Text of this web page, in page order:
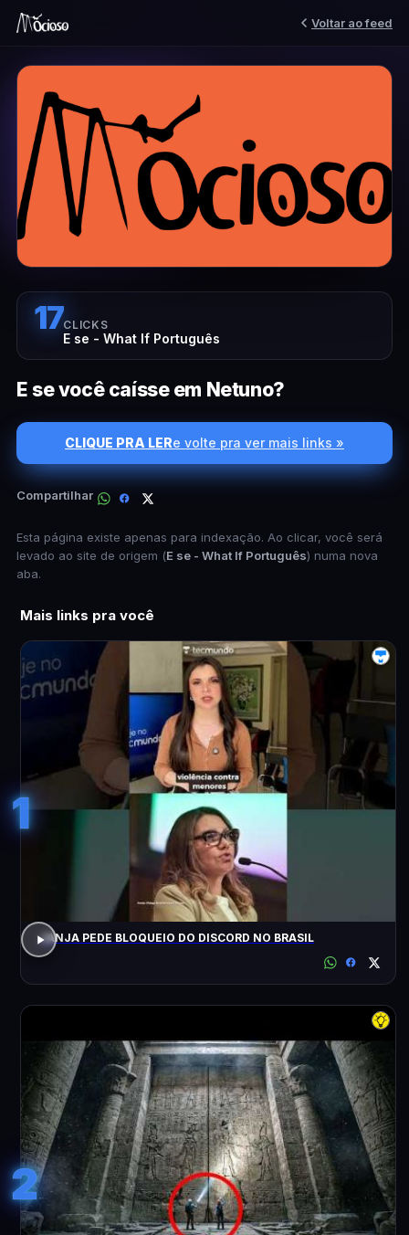
Voltar ao feed
17CLICKS
E se - What If Português
E se você caísse em Netuno?
CLIQUE PRA LERe volte pra ver mais links »
Compartilhar
Esta página existe apenas para indexação. Ao clicar, você será
levado ao site de origem (E se - What If Português) numa nova
aba.
Mais links pra você
1
JANJA PEDE BLOQUEIO DO DISCORD NO BRASIL
2